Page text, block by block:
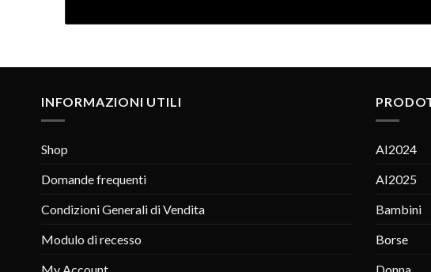
INFORMAZIONI UTILI
Shop
Domande frequenti
Condizioni Generali di Vendita
Modulo di recesso
AI2024
AI2025
Bambini
Borse